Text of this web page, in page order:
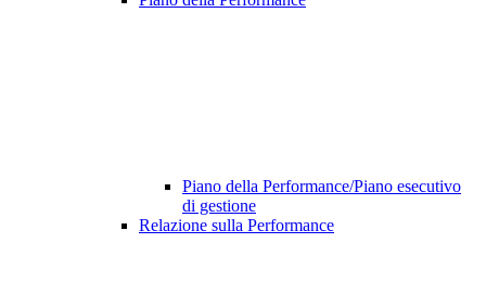
Piano della Performance/Piano esecutivo
di gestione
Relazione sulla Performance